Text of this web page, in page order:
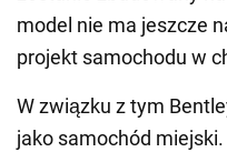
model nie ma jeszcze
projekt samochodu w
W związku z tym
jako samochód